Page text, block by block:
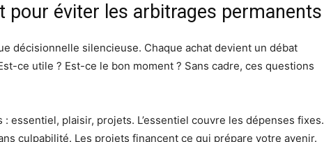
pour éviter les arbitrages permanents
décisionnelle silencieuse. Chaque achat devient un débat
ce utile ? Est-ce le bon moment ? Sans cadre, ces questions
essentiel, plaisir, projets. L’essentiel couvre les dépenses fixes.
culpabilité. Les projets financent ce qui prépare votre avenir.